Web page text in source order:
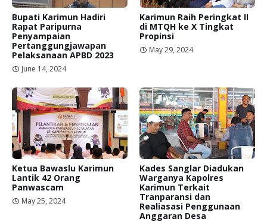
Bupati Karimun Hadiri
Rapat Paripurna
Penyampaian
Pertanggungjawapan
Pelaksanaan APBD 2023
June 14, 2024
Karimun Raih Peringkat II
di MTQH ke X Tingkat
Propinsi
May 29, 2024
Ketua Bawaslu Karimun
Lantik 42 Orang
Panwascam
May 25, 2024
Kades Sanglar Diadukan
Warganya Kapolres
Karimun Terkait
Tranparansi dan
Realiasasi Penggunaan
Anggaran Desa